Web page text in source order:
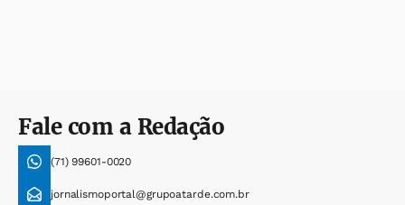
Fale com a Redação
(71) 99601-0020
jornalismoportal@grupoatarde.com.br